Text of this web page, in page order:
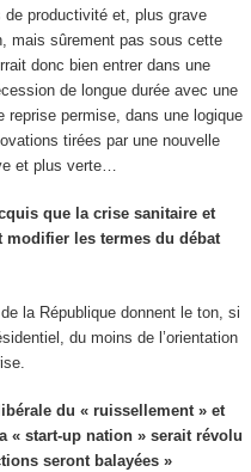
productivité et, plus grave
mais sûrement pas sous cette
donc bien entrer dans une
de longue durée avec une
reprise permise, dans une logique
tirées par une nouvelle
et plus verte…
que la crise sanitaire et
modifier les termes du débat
la République donnent le ton, si
du moins de l’orientation
du « ruissellement » et
« start-up nation » serait révolu
seront balayées »